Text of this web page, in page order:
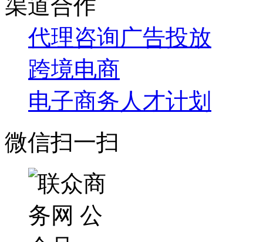
渠道合作
代理咨询广告投放
跨境电商
电子商务人才计划
微信扫一扫